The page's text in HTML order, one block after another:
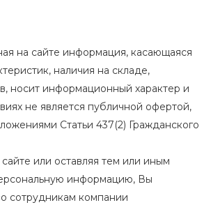
на сайте информация, касающаяся
наличия на складе,
носит информационный характер и
не является публичной офертой,
Статьи 437(2) Гражданского
или оставляя тем или иным
информацию, Вы
сотрудникам компании